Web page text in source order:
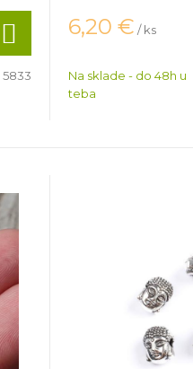
5833
6,20 € / ks
Na sklade - do 48h u
teba